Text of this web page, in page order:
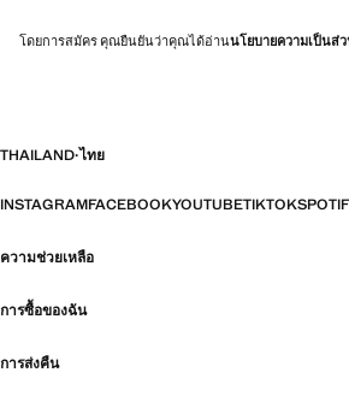
โดยการสมัคร คุณยืนยันว่าคุณได้อ่านนโยบายความเป็นส่
THAILAND·ไทย
INSTAGRAMFACEBOOKYOUTUBETIKTOK
ความช่วยเหลือ
การซื้อของฉัน
การส่งคืน